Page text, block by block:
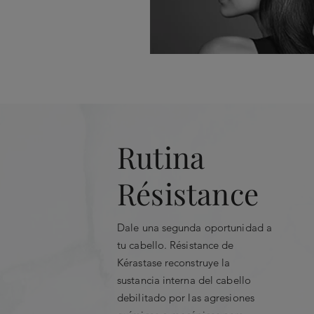
CALIFICACIÓN INSTANTÁNEA
Select a row below to filter
4 ★
3★
2★
Rutina
Résistance
Dale una segunda oportunidad a
tu cabello. Résistance de
Kérastase reconstruye la
sustancia interna del cabello
debilitado por las agresiones